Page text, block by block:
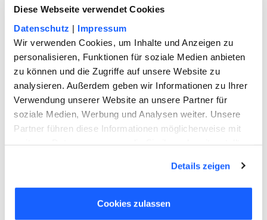
Diese Webseite verwendet Cookies
Datenschutz | Impressum
Wir verwenden Cookies, um Inhalte und Anzeigen zu
personalisieren, Funktionen für soziale Medien anbieten
zu können und die Zugriffe auf unsere Website zu
analysieren. Außerdem geben wir Informationen zu Ihrer
Verwendung unserer Website an unsere Partner für
soziale Medien, Werbung und Analysen weiter. Unsere
Partner führen diese Informationen möglicherweise mit
gesammelt haben. Sie geben Einwilligung zu unseren
Cookies, wenn Sie unsere Webseite weiterhin nutzen.
Details zeigen
Cookies zulassen
ERBRECHT
Erbvertrag oder Testament: Das ist
der Unterschied
Erbvertrag oder Testament? Einem
juristischen Laien ist der Unterschied oft
nicht so ganz klar. Wir klären die
wichtigsten Fragen zum Thema
Erbvertrag.